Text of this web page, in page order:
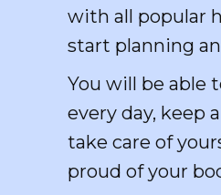
with all popular
start planning
You will be able
every day, keep
take care of
proud of your